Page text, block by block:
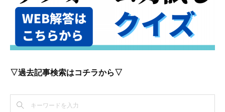
▽過去記事検索はコチラから▽